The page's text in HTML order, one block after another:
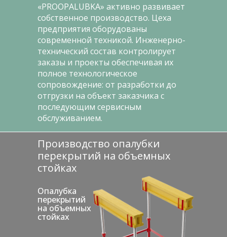
Производство опалубки
перекрытий на объемных
стойках
Опалубка
перекрытий
на объемных
стойках
«PROOPALUBKA» активно развивает
собственное производство. Цеха
предприятия оборудованы
современной техникой. Инженерно-
технический состав контролирует
заказы и проекты обеспечивая их
полное технологическое
сопровождение: от разработки до
отгрузки на объект заказчика с
последующим сервисным
обслуживанием.